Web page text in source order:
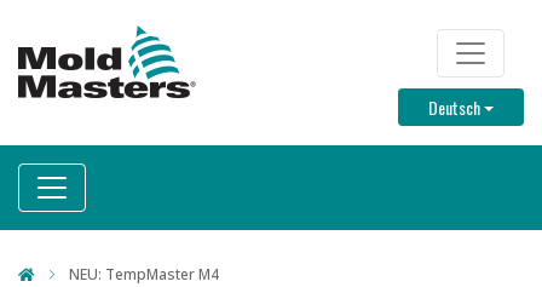
TOP
DeutschToggle
NEU: TempMaster M4